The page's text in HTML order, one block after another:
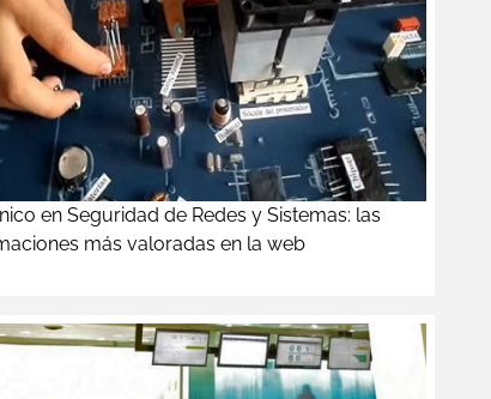
en Seguridad de Redes y Sistemas: las
más valoradas en la web